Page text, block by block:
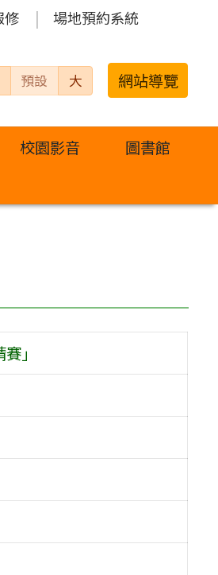
修 場地預約系統
預設 大 網站導覽
校園影音
圖書館
」